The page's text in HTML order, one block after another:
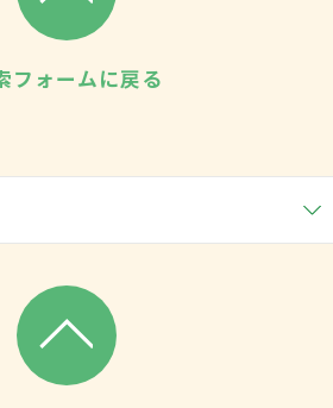
フォームに戻る